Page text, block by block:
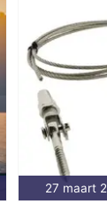
27 maart